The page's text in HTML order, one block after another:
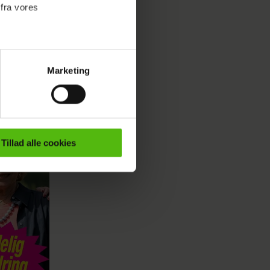
vores
indhold til dig.
Vi indsamler data
Marketing
Tillad alle cookies
kan